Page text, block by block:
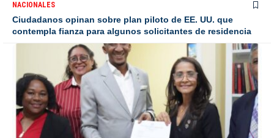
NACIONALES
Ciudadanos opinan sobre plan piloto de EE. UU. que
contempla fianza para algunos solicitantes de residencia